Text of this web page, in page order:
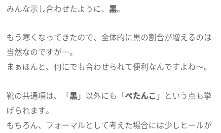
みんな示し合わせたように、黒。
もう寒くなってきたので、全体的に黒の割合が増えるのは
当然なのですが…。
まぁほんと、何にでも合わせられて便利なんですよね～。
靴の共通項は、「黒」以外にも「ぺたんこ 」という点も挙
げられます。
もちろん、フォーマルとして考えた場合には少しヒールが